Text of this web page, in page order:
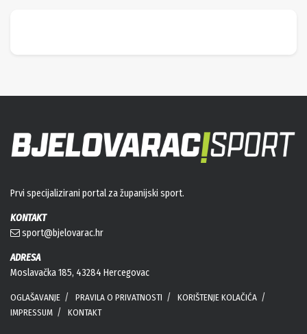
Prvi specijalizirani portal za županijski sport.
KONTAKT
sport@bjelovarac.hr
ADRESA
Moslavačka 185, 43284 Hercegovac
OGLAŠAVANJE PRAVILA O PRIVATNOSTI
KORIŠTENJE KOLAČIĆA
IMPRESSUM
KONTAKT